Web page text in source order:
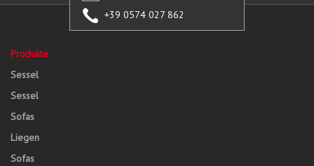
+39 0574 027 862
Produkte
Sessel
Sessel
Sofas
Liegen
Sofas